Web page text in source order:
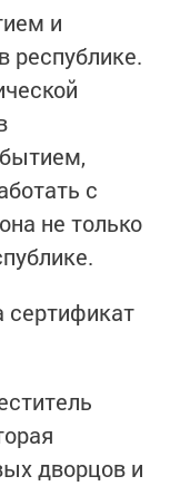
и
республике.
с
не только
сертификат
дворцов и